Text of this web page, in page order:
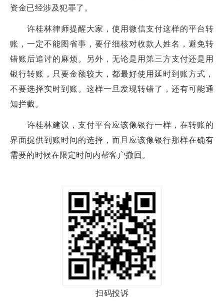
资金已经涉及犯罪了。
许桂林律师提醒大家，使用微信支付这样的平台转
账，一定不能图省事，要仔细核对收款人姓名，避免转
错账后追讨的麻烦。另外，无论是用第三方支付还是用
银行转账，只要金额较大，都最好使用延时到账方式，
不要选择实时到账。这样一旦发现转错了，还有可能通
知拦截。
许桂林建议，支付平台应该像银行一样，在转账的
界面提供到账时间的选择，而且应该像银行那样在确有
需要的时候在限定时间内帮客户撤回。
扫码投诉